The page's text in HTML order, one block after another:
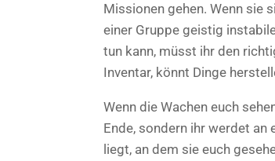
Missionen gehen. Wenn sie
einer Gruppe geistig
tun kann, müsst ihr den
Inventar, könnt Dinge
Wenn die Wachen euch
Ende, sondern ihr werdet
liegt, an dem sie euch